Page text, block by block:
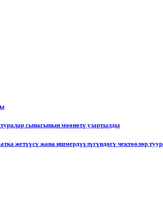
сынагынын мөөнөтү узартылды
жетүүсү жана ишмердүүлүгүндөгү чектөөлөр